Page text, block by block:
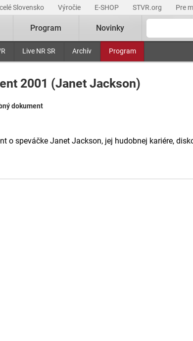
Slovensko Výročie E-SHOP STVR.org Pre
Live NR SR Archív Program
Program Novinky
2001 (Janet Jackson)
dokument
o speváčke Janet Jackson, jej hudobnej kariére,